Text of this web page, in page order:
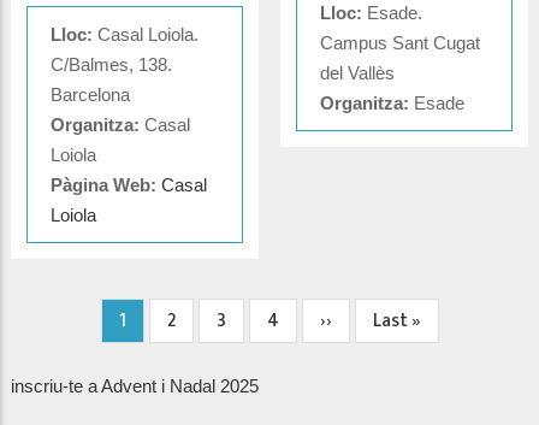
Lloc: Casal Loiola.
C/Balmes, 138.
Barcelona
Organitza: Casal
Loiola
Pàgina Web: Casal
Loiola
Lloc: Esade.
Campus Sant Cugat
del Vallès
Organitza: Esade
Pàgina
actual
1 Page
2 Page
3 Page
4
Pàgina
següent
››
Última
pàgina
Last »
inscriu-te a Advent i Nadal 2025